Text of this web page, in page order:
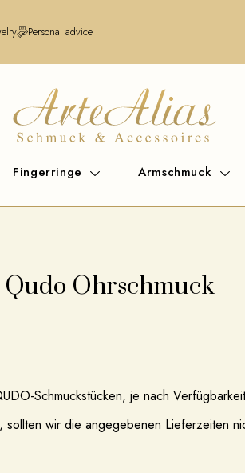
Personal advice
Fingerringe Armschmuck
Qudo Ohrschmuck
Schmuckstücken, je nach
wir die angegebenen Lieferzeiten